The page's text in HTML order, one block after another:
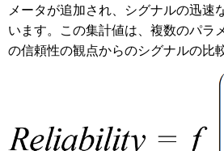
メータが追加され、シグナルの迅速
います。この集計値は、複数のパラ
の信頼性の観点からのシグナルの比